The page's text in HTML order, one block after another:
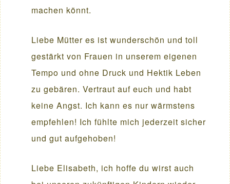
machen könnt.
Liebe Mütter es ist wunderschön und toll
gestärkt von Frauen in unserem eigenen
Tempo und ohne Druck und Hektik Leben
zu gebären. Vertraut auf euch und habt
keine Angst. Ich kann es nur wärmstens
empfehlen! Ich fühlte mich jederzeit sicher
und gut aufgehoben!
Liebe Elisabeth, ich hoffe du wirst auch